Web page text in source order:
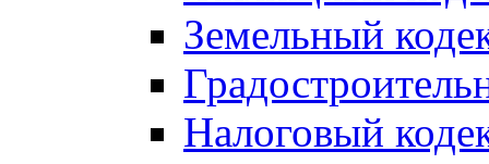
Земельный
Налоговый